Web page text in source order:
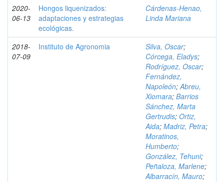
2020-
06-13
Hongos liquenizados:
adaptaciones y estrategias
ecológicas.
Cárdenas-Henao,
Linda Mariana
2018-
07-09
Instituto de Agronomia Silva, Oscar;
Córcega, Eladys;
Rodríguez, Oscar;
Fernández,
Napoleón;Abreu,
Xiomara; Barrios
Sánchez, Marta
Gertrudis; Ortiz,
Aida; Madriz, Petra;
Moratinos,
Humberto;
González, Tehuni;
Peñaloza, Marlene;
Albarracín, Mauro;